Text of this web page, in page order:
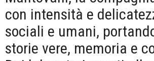
con intensità e
sociali e umani,
storie vere, memoria e